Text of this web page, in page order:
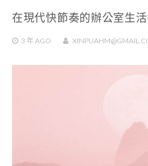
在現代快節奏的辦公室生
3 年AGO